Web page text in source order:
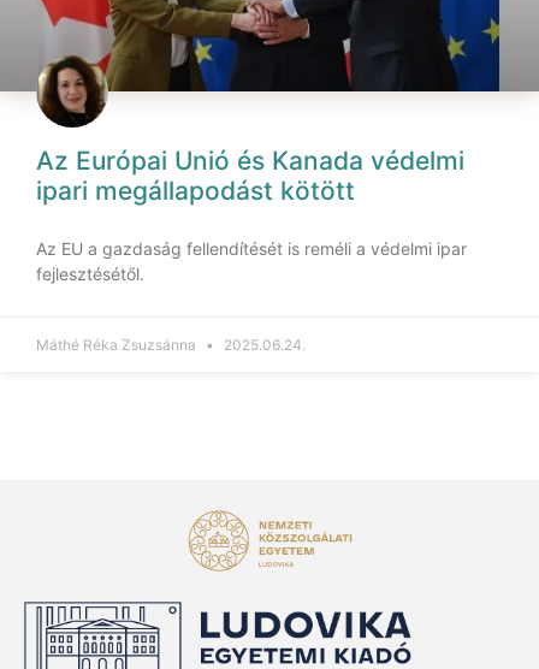
Az Európai Unió és Kanada védelmi
ipari megállapodást kötött
Az EU a gazdaság fellendítését is reméli a védelmi ipar
fejlesztésétől.
Máthé Réka Zsuzsánna 2025.06.24.